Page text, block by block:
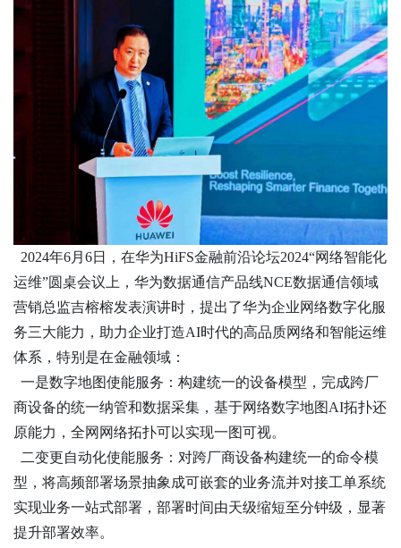
2024年6月6日，在华为HiFS金融前沿论坛2024“网络智能化
运维”圆桌会议上，华为数据通信产品线NCE数据通信领域
营销总监吉榕榕发表演讲时，提出了华为企业网络数字化服
务三大能力，助力企业打造AI时代的高品质网络和智能运维
体系，特别是在金融领域：
一是数字地图使能服务：构建统一的设备模型，完成跨厂
商设备的统一纳管和数据采集，基于网络数字地图 AI拓扑还
原能力，全网网络拓扑可以实现一图可视。
二变更自动化使能服务：对跨厂商设备构建统一的命令模
型，将高频部署场景抽象成可嵌套的业务流并对接工单系统
实现业务一站式部署，部署时间由天级缩短至分钟级，显著
提升部署效率。